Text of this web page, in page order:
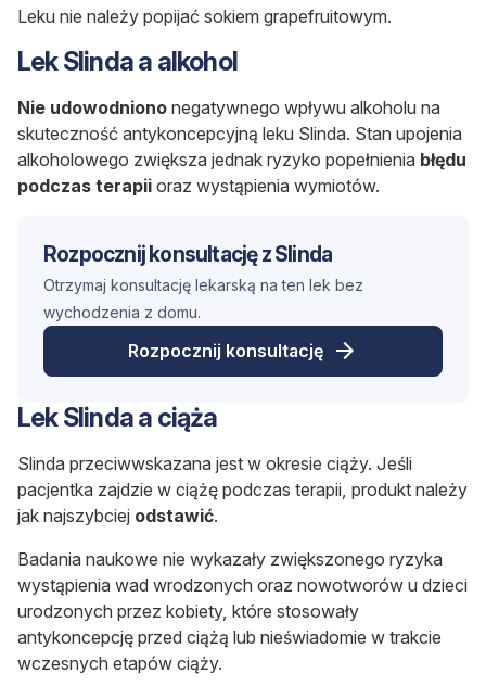
Leku nie należy popijać sokiem grapefruitowym.
Lek Slinda a alkohol
Nie udowodniono negatywnego wpływu alkoholu na
skuteczność antykoncepcyjną leku Slinda. Stan upojenia
alkoholowego zwiększa jednak ryzyko popełnienia błędu
podczas terapii oraz wystąpienia wymiotów.
Rozpocznij konsultację z Slinda
Otrzymaj konsultację lekarską na ten lek bez
wychodzenia z domu.
Rozpocznij konsultację
Lek Slinda a ciąża
Slinda przeciwwskazana jest w okresie ciąży. Jeśli
pacjentka zajdzie w ciążę podczas terapii, produkt należy
jak najszybciej odstawić.
Badania naukowe nie wykazały zwiększonego ryzyka
wystąpienia wad wrodzonych oraz nowotworów u dzieci
urodzonych przez kobiety, które stosowały
antykoncepcję przed ciążą lub nieświadomie w trakcie
wczesnych etapów ciąży.